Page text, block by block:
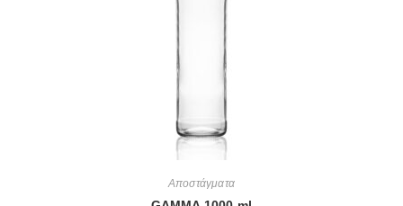
Αποστάγματα